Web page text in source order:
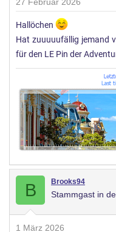
Hallöchen
Hat zuuuuufällig jemand
für den LE Pin der
B Brooks94
Stammgast in
1 März 2026